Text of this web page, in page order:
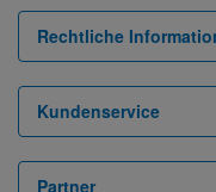
Rechtliche
Kundenservice
Partner